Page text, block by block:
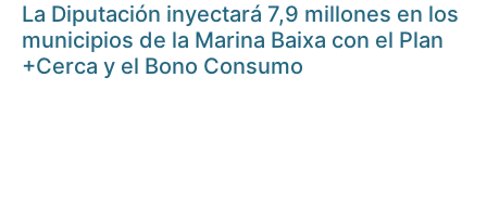
La Diputación inyectará 7,9 millones en los
municipios de la Marina Baixa con el Plan
+Cerca y el Bono Consumo